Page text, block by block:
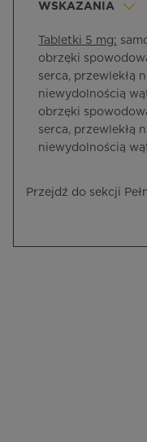
WSKAZANIA
Tabletki 5 mg:
obrzęki
serca, przewlekłą
niewydolnością
obrzęki
serca, przewlekłą
niewydolnością
Przejdź do sekcji